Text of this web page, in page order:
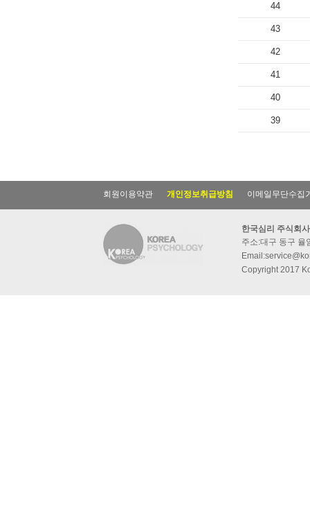
44
43
42
41
40
39
회원이용약관 개인정보취급방침 이메일무단수집
한국심리 주식회사
주소:대구 동구 율
Copyright 2017